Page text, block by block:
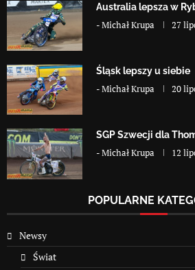
Australia lepsza w
-Michał Krupa 27
Śląsk lepszy u siebie
-Michał Krupa 20
SGP Szwecji dla
-Michał Krupa 12
POPULARNE
Newsy
Świat